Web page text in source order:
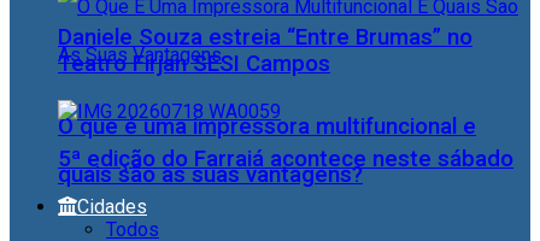
O que é uma impressora multifuncional e
quais são as suas vantagens?
Daniele Souza estreia “Entre Brumas” no
Teatro Firjan SESI Campos
5ª edição do Farraiá acontece neste sábado
Cidades
Todos